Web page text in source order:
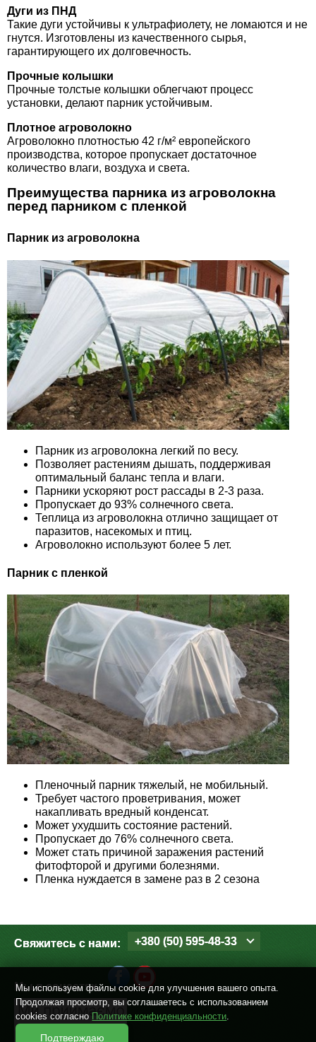
Дуги из ПНД
Такие дуги устойчивы к ультрафиолету, не ломаются и не
гнутся. Изготовлены из качественного сырья,
гарантирующего их долговечность.
Прочные колышки
Прочные толстые колышки облегчают процесс
установки, делают парник устойчивым.
Плотное агроволокно
Агроволокно плотностью 42 г/м² европейского
производства, которое пропускает достаточное
количество влаги, воздуха и света.
Преимущества парника из агроволокна
перед парником с пленкой
Парник из агроволокна
Парник из агроволокна легкий по весу.
Позволяет растениям дышать, поддерживая
оптимальный баланс тепла и влаги.
Парники ускоряют рост рассады в 2-3 раза.
Пропускает до 93% солнечного света.
Теплица из агроволокна отлично защищает от
паразитов, насекомых и птиц.
Агроволокно используют более 5 лет.
Парник с пленкой
Пленочный парник тяжелый, не мобильный.
Требует частого проветривания, может
накапливать вредный конденсат.
Может ухудшить состояние растений.
Пропускает до 76% солнечного света.
Может стать причиной заражения растений
фитофторой и другими болезнями.
Пленка нуждается в замене раз в 2 сезона
Свяжитесь с нами: +380 (50) 595-48-33
Мы в соцсетях
Мы используем файлы cookie для улучшения вашего опыта.
Продолжая просмотр, вы соглашаетесь с использованием
cookies согласно Политике конфиденциальности.
Подтверждаю